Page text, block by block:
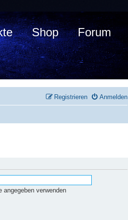
Shop Forum
Anmelden
Registrieren
angegeben verwenden